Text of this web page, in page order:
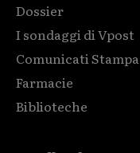
Dossier
I sondaggi di Vpost
Comunicati Stampa
Farmacie
Biblioteche